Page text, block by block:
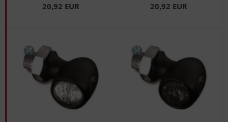
20,92 EUR 20,92 EUR